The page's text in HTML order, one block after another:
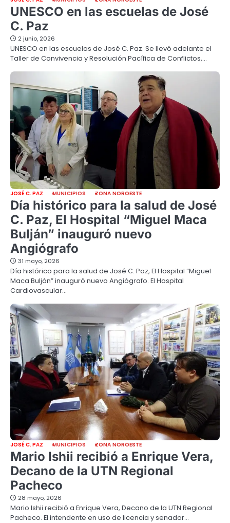
UNESCO en las escuelas de José
C. Paz
2 junio, 2026
UNESCO en las escuelas de José C. Paz. Se llevó adelante el
Taller de Convivencia y Resolución Pacífica de Conflictos,…
JOSÉ C. PAZ MUNICIPIOS ZONA NOROESTE
Día histórico para la salud de José
C. Paz, El Hospital “Miguel Maca
Bulján” inauguró nuevo
Angiógrafo
31 mayo, 2026
Día histórico para la salud de José C. Paz, El Hospital “Miguel
Maca Bulján” inauguró nuevo Angiógrafo. El Hospital
Cardiovascular…
JOSÉ C. PAZ MUNICIPIOS ZONA NOROESTE
Mario Ishii recibió a Enrique Vera,
Decano de la UTN Regional
Pacheco
28 mayo, 2026
Mario Ishii recibió a Enrique Vera, Decano de la UTN Regional
Pacheco. El intendente en uso de licencia y senador…